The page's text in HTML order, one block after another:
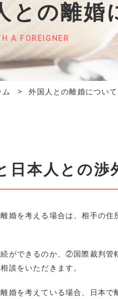
との離婚
A FOREIGNER
外国人との離婚について
日本人との渉
婚を考える場合は、相手の
ができるのか、②国際裁判管
談をいただきます。
婚を考えている場合、日本で